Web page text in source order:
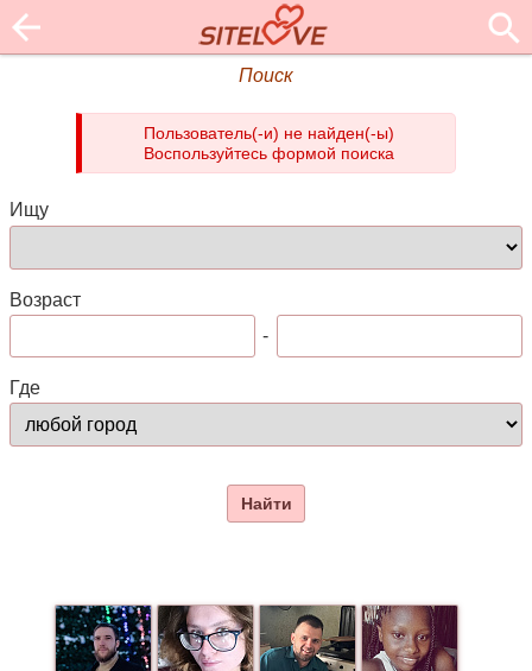
Поиск
Пользователь(-и) не найден(-ы)
Воспользуйтесь формой поиска
Ищу
Возраст
-
Где
Найти